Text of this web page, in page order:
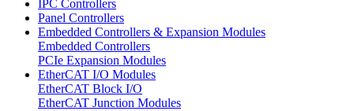
IPC Controllers
Panel Controllers
Embedded Controllers & Expansion Modules
Embedded Controllers
PCIe Expansion Modules
EtherCAT I/O Modules
EtherCAT Block I/O
EtherCAT Junction Modules